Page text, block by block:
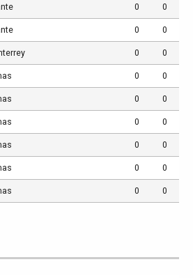
0 0
0 0
0 0
0 0
0 0
0 0
0 0
0 0
0 0